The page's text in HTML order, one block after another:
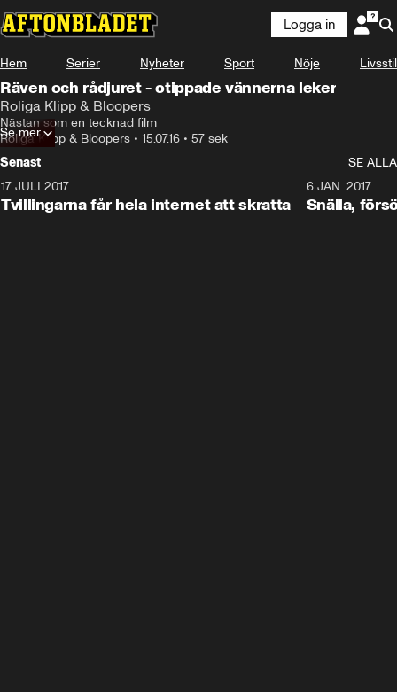
Logga in
Hem Serier Nyheter Sport Nöje Livsstil
Räven och rådjuret - otippade vännerna leker
Roliga Klipp & Bloopers
Nästan som en tecknad film
Roliga Klipp & Bloopers • 15.07.16 • 57 sek
Se mer
Senast
SE ALLA
17 JULI 2017
Tvillingarna får hela internet att skratta
6 JAN. 2017
Snälla,